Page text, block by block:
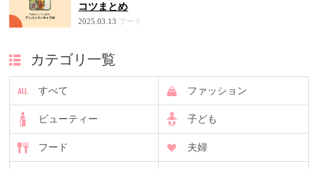
コツまとめ
2025.03.13 フード
カテゴリ一覧
すべて ファッション
ビューティー 子ども
フード 夫婦